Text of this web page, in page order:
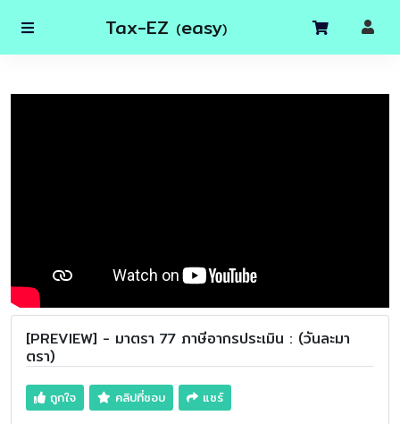
Tax-EZ (easy)
[PREVIEW] - มาตรา 77 ภาษีอากรประเมิน : (วันละมา
ตรา)
ถูกใจ คลิปที่ชอบ แชร์